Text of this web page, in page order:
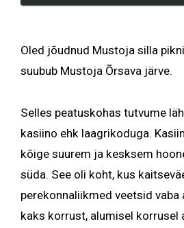
Oled jõudnud Mustoja silla
suubub Mustoja Õrsava järve.
Selles peatuskohas tutvume
kasiino ehk laagrikoduga.
kõige suurem ja kesksem
süda. See oli koht, kus
perekonnaliikmed veetsid vaba
kaks korrust, alumisel korrusel